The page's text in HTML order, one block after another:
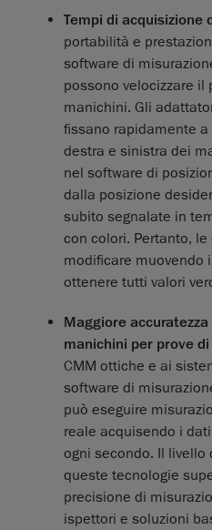
Tempi di acquisizione
portabilità e
software di
possono velocizzare
manichini. Gli
fissano rapidamente
destra e sinistra dei
nel software di
dalla posizione
subito segnalate in
con colori. Pertanto,
modificare muovendo
ottenere tutti valori
Maggiore
manichini per prove
CMM ottiche e ai
software di
può eseguire
reale acquisendo i
ogni secondo. Il livello
queste tecnologie
precisione di
ispettori e soluzioni